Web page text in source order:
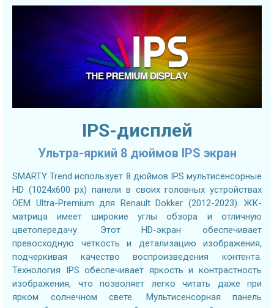
IPS-дисплей
Ультра-яркий 8 дюймов IPS экран
SMARTY Trend использует 8 дюймов IPS мультисенсорные
HD (1024х600 px) панели в своих головных устройствах
OEM Ultra-Premium для Renault Dokker (2012-2023). ЖК-
матрица имеет широкие углы обзора и отличную
цветопередачу. Этот HD-экран обеспечивает
превосходную четкость и детализацию изображения,
подчеркивая качество воспроизведения контента.
Технология IPS обеспечивает яркость и контрастность
изображения, что позволяет легко читать даже при
ярком солнечном свете. Мультисенсорная панель